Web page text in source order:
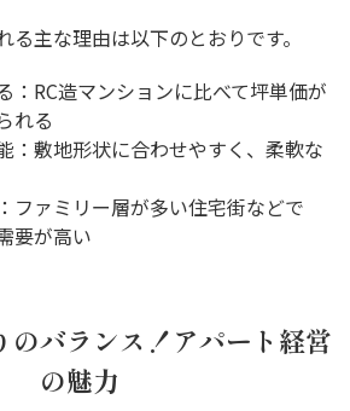
る主な理由は以下のとおりです。
：RC造マンションに比べて坪単価が
れる
：敷地形状に合わせやすく、柔軟な
ファミリー層が多い住宅街などで
要が高い
のバランス！アパート経営
の魅力